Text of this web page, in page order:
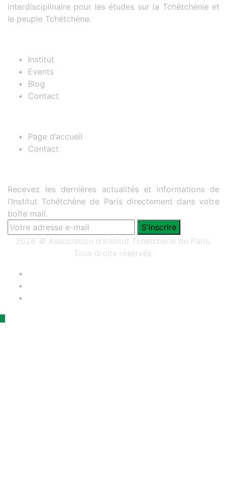
interdisciplinaire pour les études sur la Tchétchénie et
le peuple Tchétchène.
Institut
Events
Blog
Contact
Page d’accueil
Contact
Recevez les dernières actualités et informations de
l’Institut Tchétchène de Paris directement dans votre
boîte mail.
2026 © Association d'Institut Tchétchène de Paris.
Tous droits réservés.